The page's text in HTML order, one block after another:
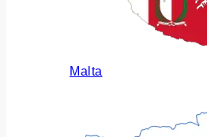
Malta